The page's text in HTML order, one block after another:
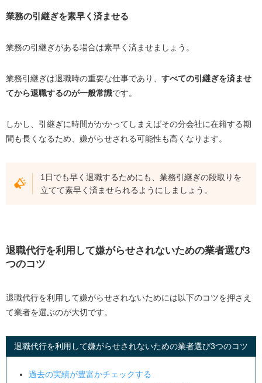
業務の引継ぎを素早く済ませる
業務の引継ぎがある場合は素早く済ませましょう。
業務引継ぎは退職時の重要な仕事であり、 すべての引継ぎを済ませ
てから退職するのが一般常識です。
しかし、引継ぎに時間がかかってしまえばその分会社に在籍する期
間も長くなるため、嫌がらせされる可能性も高くなります。
1日でも早く退職するためにも、業務引継ぎの段取りを
立てて素早く済ませられるようにしましょう。
退職代行を利用して嫌がらせされないための業者選び3
つのコツ
退職代行を利用して嫌がらせされないためには以下のコツを押さえ
て業者を選ぶのが大切です。
退職代行を利用して嫌がらせされないための業者選び3つのコツ
過去の実績が豊富かチェックする